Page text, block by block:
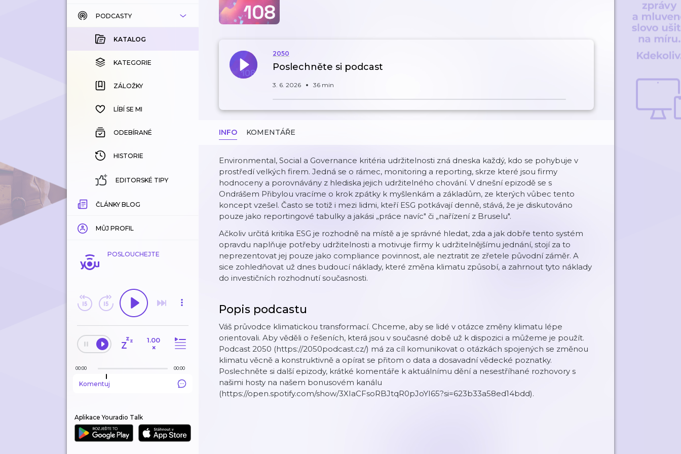
KATALOG
KOUPENÉ
KATEGORIE
ZÁLOŽKY
HISTORIE
PODCASTY
KATALOG
KATEGORIE
ZÁLOŽKY
LÍBÍ SE MI
ODEBÍRANÉ
HISTORIE
EDITORSKÉ TIPY
ČLÁNKY BLOG
MŮJ PROFIL
POSLOUCHEJTE
1.00
×
00:00 00:00
Komentuj
Aplikace Youradio Talk
2050
Poslechněte si podcast
3. 6. 2026 36 min
INFO KOMENTÁŘE
Environmental, Social a Governance kritéria udržitelnosti zná dneska každý, kdo se pohybuje v
prostředí velkých firem. Jedná se o rámec, monitoring a reporting, skrze které jsou firmy
hodnoceny a porovnávány z hlediska jejich udržitelného chování. V dnešní epizodě se s
Ondrášem Přibylou vracíme o krok zpátky k myšlenkám a základům, ze kterých vůbec tento
koncept vzešel. Často se totiž i mezi lidmi, kteří ESG potkávají denně, stává, že je diskutováno
pouze jako reportingové tabulky a jakási „práce navíc" či „nařízení z Bruselu".
Ačkoliv určitá kritika ESG je rozhodně na místě a je správné hledat, zda a jak dobře tento systém
opravdu naplňuje potřeby udržitelnosti a motivuje firmy k udržitelnějšímu jednání, stojí za to
neprezentovat jej pouze jako compliance povinnost, ale neztratit ze zřetele původní záměr. A
sice zohledňovat už dnes budoucí náklady, které změna klimatu způsobí, a zahrnout tyto náklady
do investičních rozhodnutí současnosti.
Popis podcastu
Váš průvodce klimatickou transformací. Chceme, aby se lidé v otázce změny klimatu lépe
orientovali. Aby věděli o řešeních, která jsou v současné době už k dispozici a můžeme je použít.
Podcast 2050 (https://2050podcast.cz/) má za cíl komunikovat o otázkách spojených se změnou
klimatu věcně a konstruktivně a opírat se přitom o data a dosavadní vědecké poznatky.
Poslechněte si další epizody, krátké komentáře k aktuálnímu dění a nesestříhané rozhovory s
našimi hosty na našem bonusovém kanálu
(https://open.spotify.com/show/3XIaCFsoRBJtqR0pJoYI65?si=623b33a58ed14bdd).